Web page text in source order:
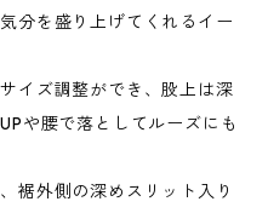
分を盛り上げてくれるイー
イズ調整ができ、股上は深
や腰で落としてルーズにも
裾外側の深めスリット入り